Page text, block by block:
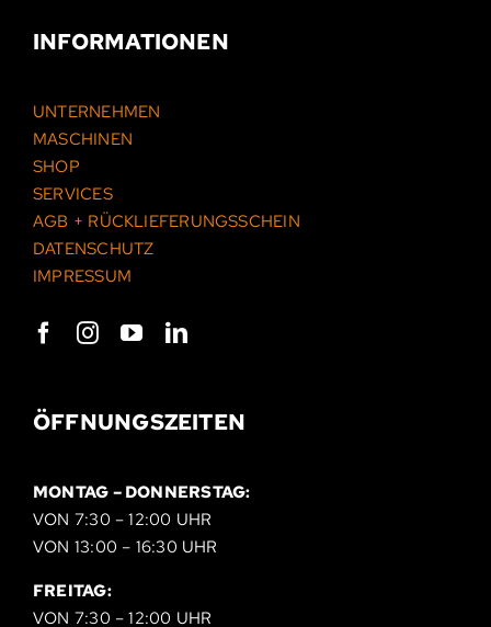
INFORMATIONEN
UNTERNEHMEN
MASCHINEN
SHOP
SERVICES
AGB + RÜCKLIEFERUNGSSCHEIN
DATENSCHUTZ
IMPRESSUM
ÖFFNUNGSZEITEN
MONTAG – DONNERSTAG:
VON 7:30 – 12:00 UHR
VON 13:00 – 16:30 UHR
FREITAG:
VON 7:30 – 12:00 UHR